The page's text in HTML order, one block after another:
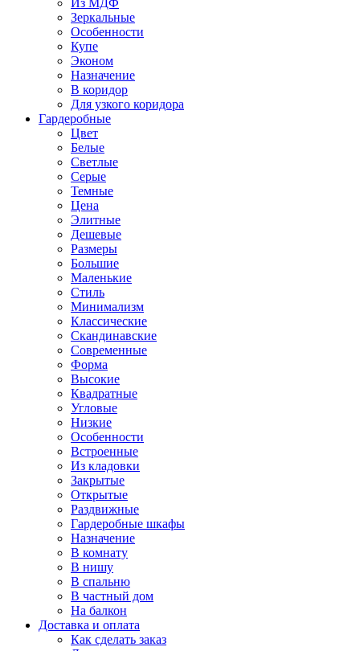
Из МДФ
Зеркальные
Особенности
Купе
Эконом
Назначение
В коридор
Для узкого коридора
Гардеробные
Цвет
Белые
Светлые
Серые
Темные
Цена
Элитные
Дешевые
Размеры
Большие
Маленькие
Стиль
Минимализм
Классические
Скандинавские
Современные
Форма
Высокие
Квадратные
Угловые
Низкие
Особенности
Встроенные
Из кладовки
Закрытые
Открытые
Раздвижные
Гардеробные шкафы
Назначение
В комнату
В нишу
В спальню
В частный дом
На балкон
Доставка и оплата
Как сделать заказ